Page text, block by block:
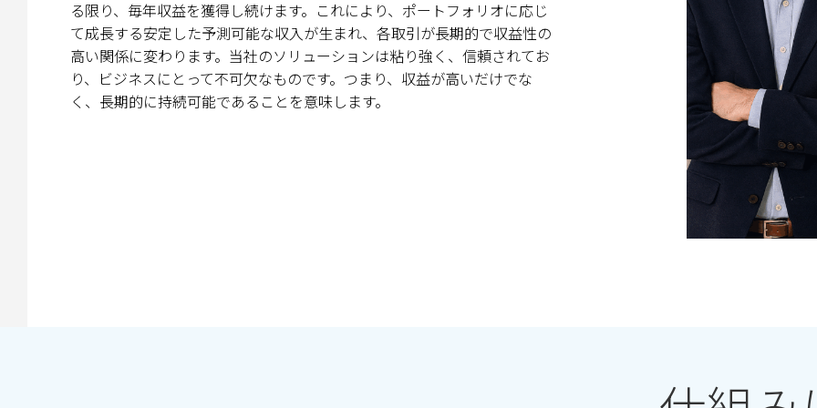
る限り、毎年収益を獲得し続けます。これにより、ポートフォリオに応じ
て成長する安定した予測可能な収入が生まれ、各取引が長期的で収益性の
高い関係に変わります。当社のソリューションは粘り強く、信頼されてお
り、ビジネスにとって不可欠なものです。つまり、収益が高いだけでな
く、長期的に持続可能であることを意味します。